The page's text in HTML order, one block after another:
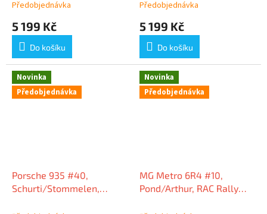
Spark
Předobjednávka
5 199 Kč
Do košíku
Spark
Předobjednávka
5 199 Kč
Do košíku
Novinka
Předobjednávka
Porsche 935 #40,
Schurti/Stommelen,
Novinka
Předobjednávka
MG Metro 6R4 #10,
Pond/Arthur, RAC Rally